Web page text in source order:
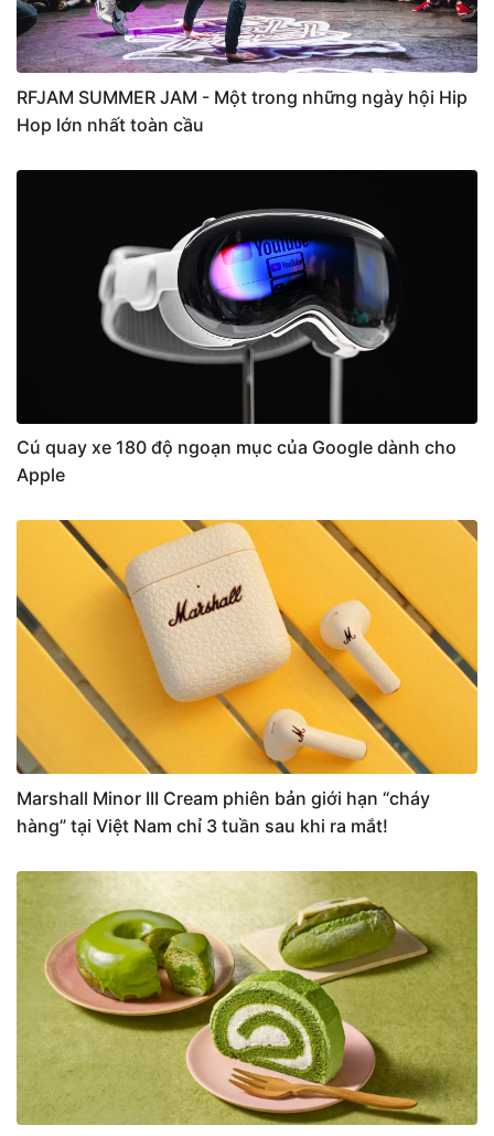
RFJAM SUMMER JAM - Một trong những ngày hội Hip
Hop lớn nhất toàn cầu
Cú quay xe 180 độ ngoạn mục của Google dành cho
Apple
Marshall Minor III Cream phiên bản giới hạn “cháy
hàng” tại Việt Nam chỉ 3 tuần sau khi ra mắt!